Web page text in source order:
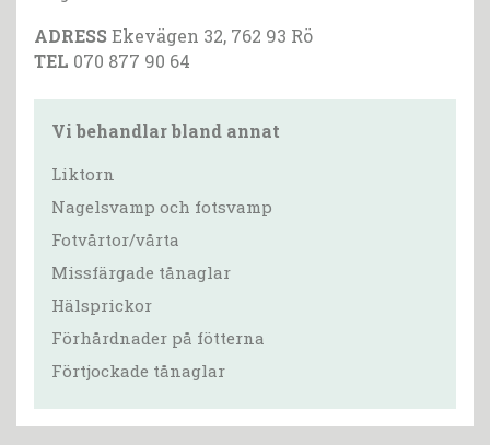
ADRESSEkevägen 32, 762 93 Rö
TEL 070 877 90 64
Vi behandlar bland annat
Liktorn
Nagelsvamp och fotsvamp
Fotvårtor/vårta
Missfärgade tånaglar
Hälsprickor
Förhårdnader på fötterna
Förtjockade tånaglar